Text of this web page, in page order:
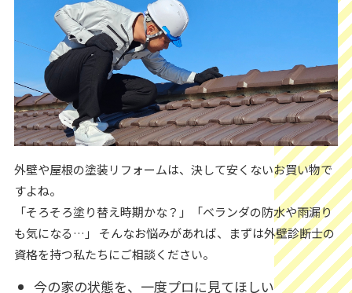
外壁や屋根の塗装リフォームは、決して安くないお買い物で
すよね。
「そろそろ塗り替え時期かな？」「ベランダの防水や雨漏り
も気になる…」 そんなお悩みがあれば、まずは外壁診断士の
資格を持つ私たちにご相談ください。
今の家の状態を、一度プロに見てほしい